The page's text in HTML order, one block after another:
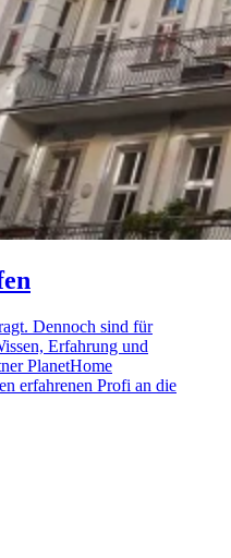
Dennoch sind für
Erfahrung und
PlanetHome
erfahrenen Profi an die